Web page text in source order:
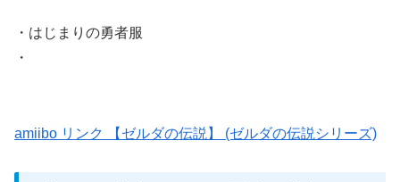
・はじまりの勇者服
・
amiibo リンク 【ゼルダの伝説】 (ゼルダの伝説シリーズ)